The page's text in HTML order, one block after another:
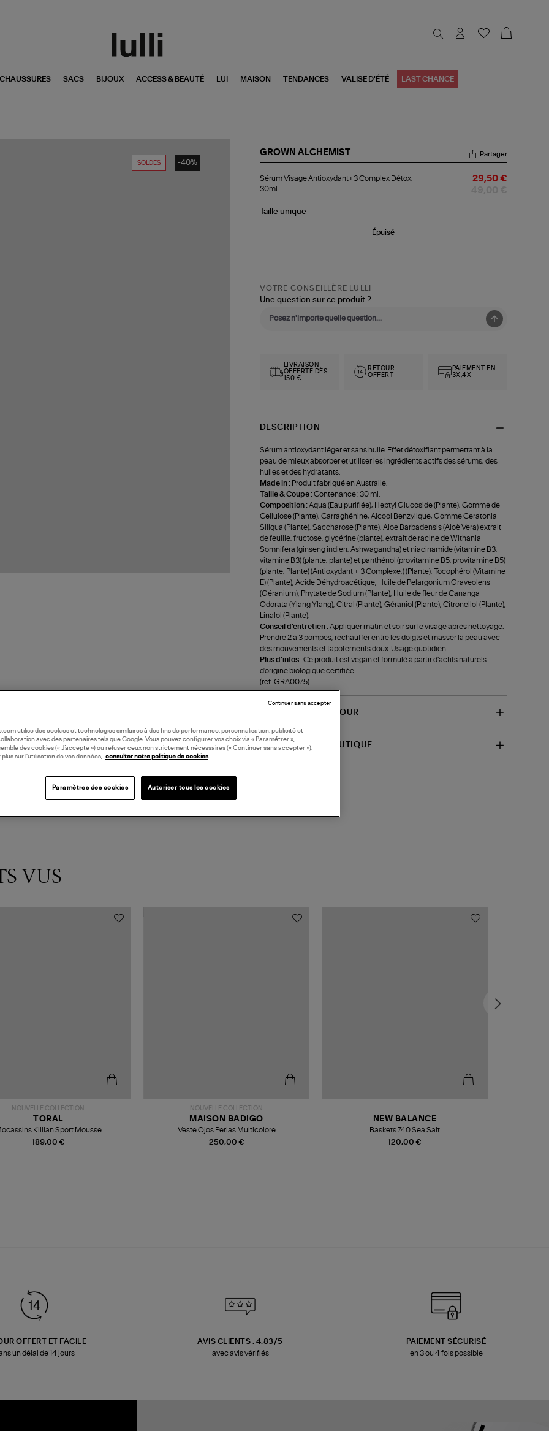
CHAUSSURES SACS BIJOUX ACCESS & BEAUTÉ LUI MAISON TENDANCES VALISE D'ÉTÉ LAST CHANCE
SOLDES -40%
GROWN ALCHEMIST
Visage
Antioxydant+3
Détox,
Partager
Sérum Visage Antioxydant+3 Complex Détox,
30ml
29,50 €
Taille unique
Épuisé
VOTRE CONSEILLÈRE LULLI
Une question sur ce produit ?
LIVRAISON
OFFERTE DÈS
150 €
RETOUR
OFFERT
PAIEMENT EN
3X,4X
DESCRIPTION
Sérum antioxydant léger et sans huile. Effet détoxifiant permettant à la
peau de mieux absorber et utiliser les ingrédients actifs des sérums, des
huiles et des hydratants.
Made in : Produit fabriqué en Australie.
Taille & Coupe :Contenance : 30 ml.
Composition :Aqua (Eau purifiée), Heptyl Glucoside (Plante), Gomme de
Cellulose (Plante), Carraghénine, Alcool Benzylique, Gomme Ceratonia
Siliqua (Plante), Saccharose (Plante), Aloe Barbadensis (Aloè Vera) extrait
de feuille, fructose, glycérine (plante), extrait de racine de Withania
Somnifera (ginseng indien, Ashwagandha) et niacinamide (vitamine B3,
vitamine B3) (plante, plante) et panthénol (provitamine B5, provitamine B5)
(plante, Plante) (Antioxydant + 3 Complexe,) (Plante), Tocophérol (Vitamine
E) (Plante), Acide Déhydroacétique, Huile de Pelargonium Graveolens
(Géranium), Phytate de Sodium (Plante), Huile de fleur de Cananga
Odorata (Ylang Ylang), Citral (Plante), Géraniol (Plante), Citronellol (Plante),
Linalol (Plante).
Conseil d'entretien :Appliquer matin et soir sur le visage après nettoyage.
Prendre 2 à 3 pompes, réchauffer entre les doigts et masser la peau avec
des mouvements et tapotements doux. Usage quotidien.
Plus d'infos :Ce produit est vegan et formulé à partir d'actifs naturels
d'origine biologique certifiée.
(ref-GRA0075)
LIVRAISON ET RETOUR
DISPONIBILITÉ BOUTIQUE
VUS
NOUVELLE COLLECTION
189,00 €
TORAL
Killian Sport Mousse
NOUVELLE COLLECTION
250,00 €
MAISON BADIGO
Veste Ojos Perlas Multicolore
120,00 €
NEW BALANCE
Baskets 740 Sea Salt
OFFERT ET FACILE
un délai de 14 jours
AVIS CLIENTS : 4.83/5
avec avis vérifiés
PAIEMENT SÉCURISÉ
en 3 ou 4 fois possible
utilise des cookies et technologies similaires à des fins de performance, personnalisation, publicité et
avec des partenaires tels que Google. Vous pouvez configurer vos choix via « Paramétrer »,
des cookies (« J’accepte ») ou refuser ceux non strictement nécessaires (« Continuer sans accepter »).
plus sur l’utilisation de vos données,
consulter notre politique de cookies
Paramètres des cookies Autoriser tous les cookies
Continuer sans accepter